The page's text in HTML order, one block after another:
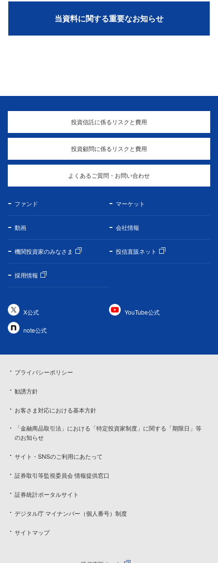
当資料に関する重要なお知らせ
投資信託に係るリスクと費用
投資顧問に係るリスクと費用
よくあるご質問・お問い合わせ
ファンド マーケット
動画 会社情報
機関投資家のみなさま 投信直販ネット
採用情報
X公式 YouTube公式
note公式
プライバシーポリシー
勧誘方針
お客さま対応における基本方針
「金融商品取引法」における「特定投資家制度」に関する「期限日」等
のお知らせ
サイト・SNSのご利用にあたって
証券取引等監視委員会 情報提供窓口
証券統計ポータルサイト
デジタル庁 マイナンバー（個人番号）制度
サイトマップ